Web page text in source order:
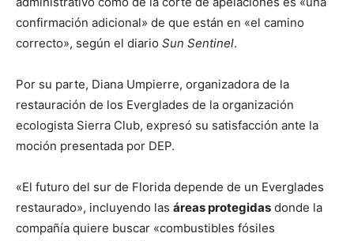
confirmación adicional» de que están en «el camino
correcto», según el diario Sun Sentinel.
Por su parte, Diana Umpierre, organizadora de la
restauración de los Everglades de la organización
ecologista Sierra Club, expresó su satisfacción ante la
moción presentada por DEP.
«El futuro del sur de Florida depende de un Everglades
restaurado», incluyendo las áreas protegidas donde la
compañía quiere buscar «combustibles fósiles